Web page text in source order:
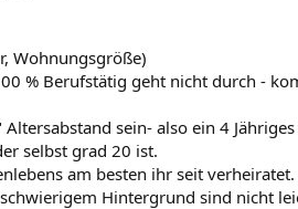
Wohnungsgröße)
% Berufstätig geht nicht durch -
sein- also ein 4
selbst grad 20 ist.
am besten ihr seit verheiratet.
Hintergrund sind nicht